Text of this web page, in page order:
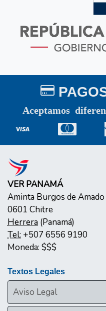
Aceptamos
VER PANAMÁ
Aminta Burgos de Amado
0601 Chitre
Herrera (Panamá)
Tel: +507 6556 9190
Moneda: $$$
Textos Legales
Aviso Legal